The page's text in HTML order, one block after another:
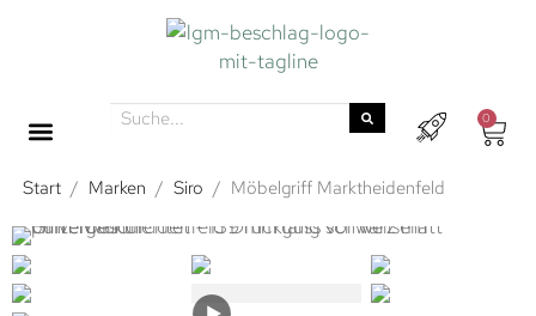
0
Start / Marken / Siro / Möbelgriff Marktheidenfeld